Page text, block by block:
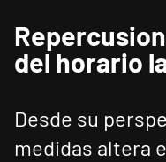
del horario
Desde su
medidas altera